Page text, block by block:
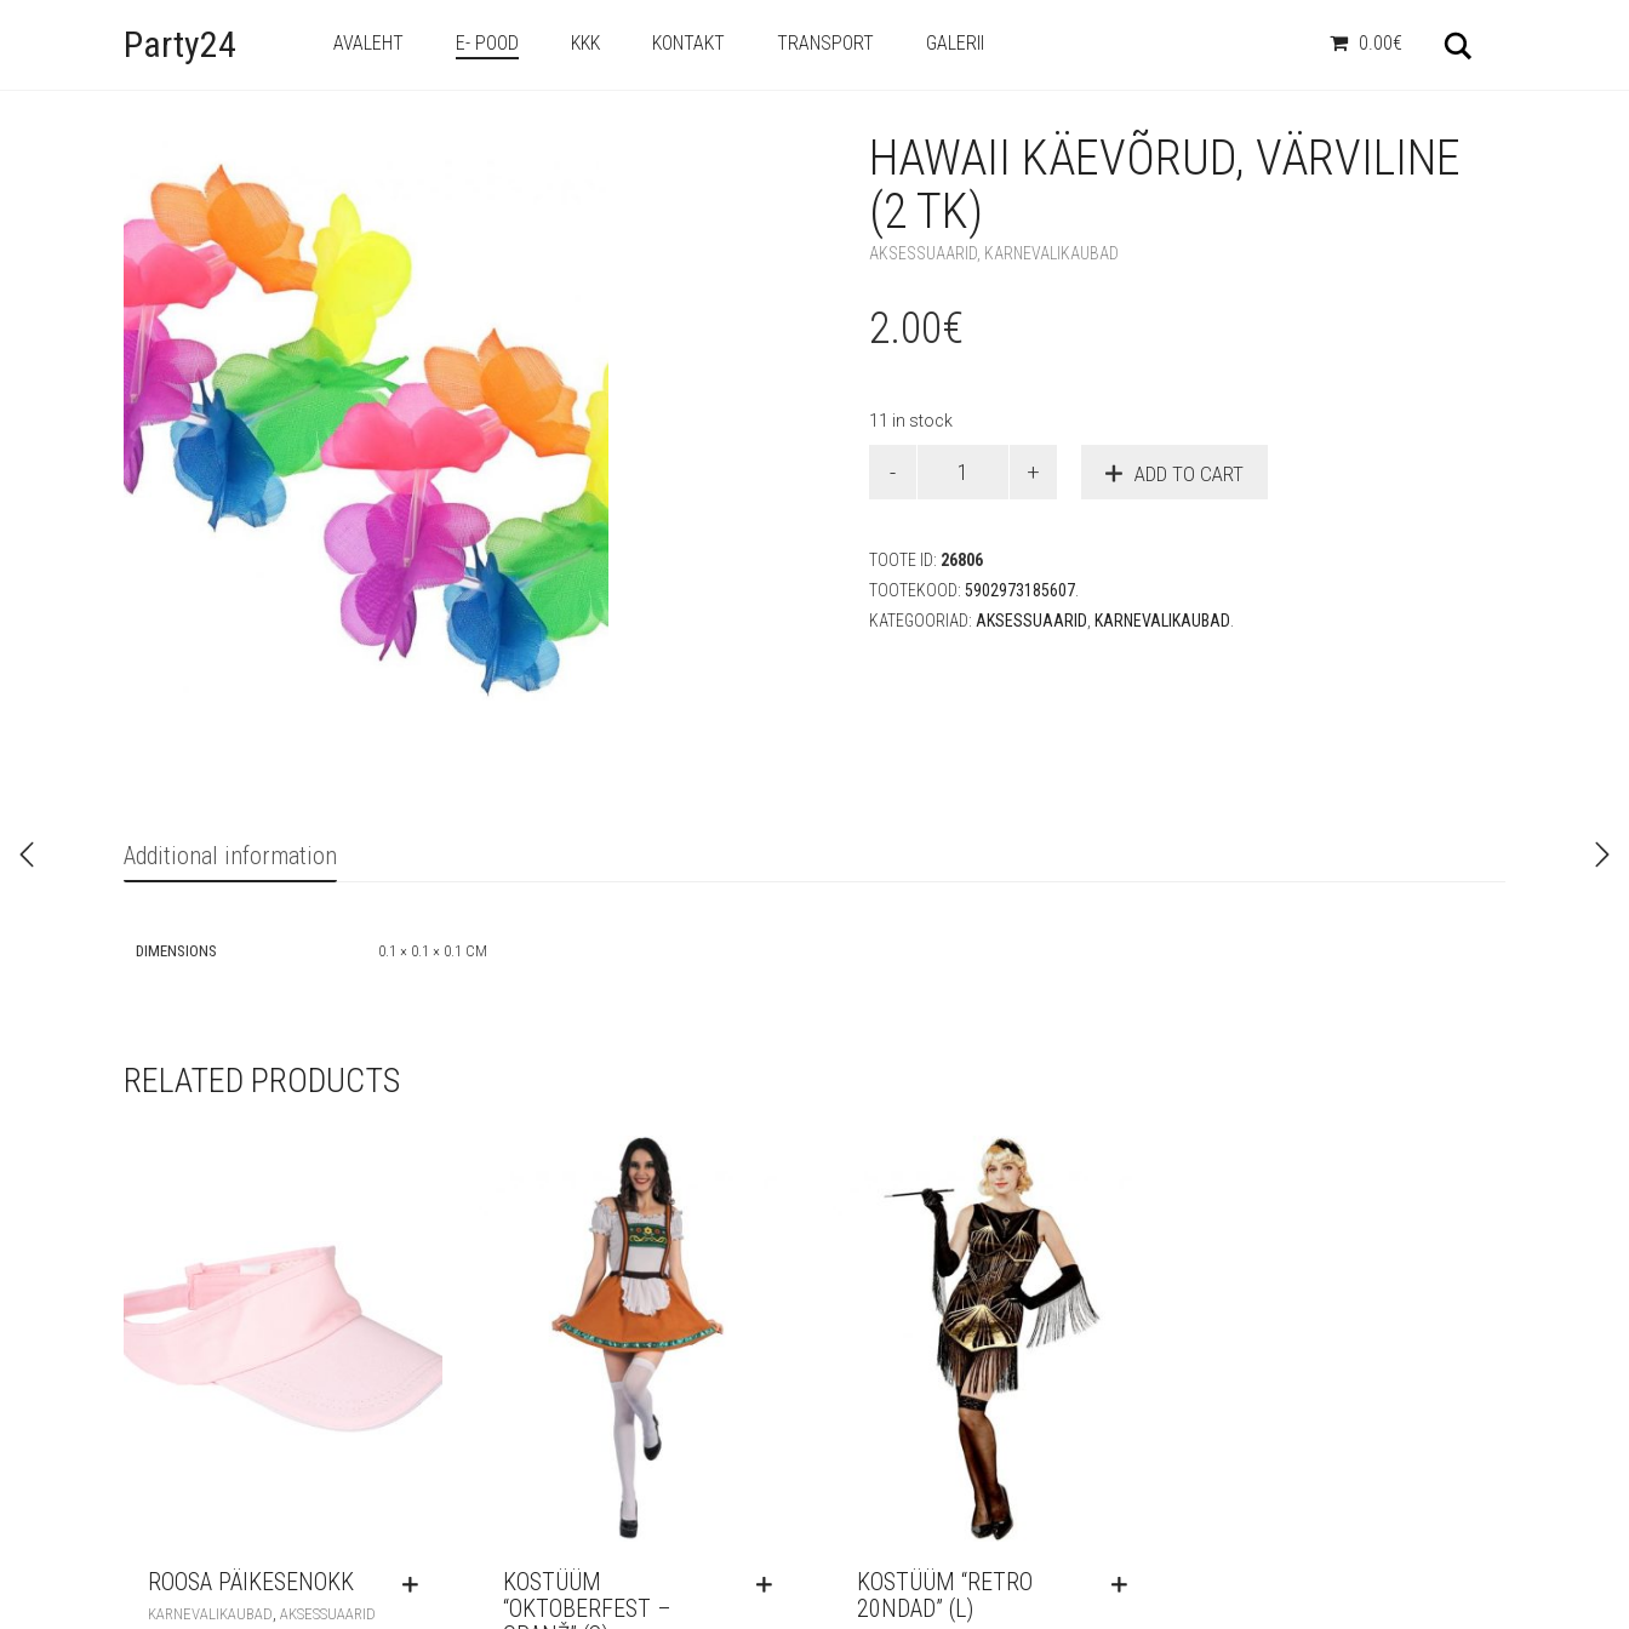
Party24 AVALEHT E- POOD KKK KONTAKT TRANSPORT GALERII 0.00€
HAWAII KÄEVÕRUD, VÄRVILINE
(2 TK)
AKSESSUAARID KARNEVALIKAUBAD
2.00€
11 in stock
käevõrud,
tk)
ADD TO CART
TOOTE ID: 26806
TOOTEKOOD: 5902973185607
KATEGOORIAD: AKSESSUAARID KARNEVALIKAUBAD
Additional information
DIMENSIONS 0.1 × 0.1 × 0.1 CM
RELATED PRODUCTS
ROOSA PÄIKESENOKK
KARNEVALIKAUBAD AKSESSUAARID
KOSTÜÜM
“OKTOBERFEST –
KOSTÜÜM “RETRO
20NDAD” (L)